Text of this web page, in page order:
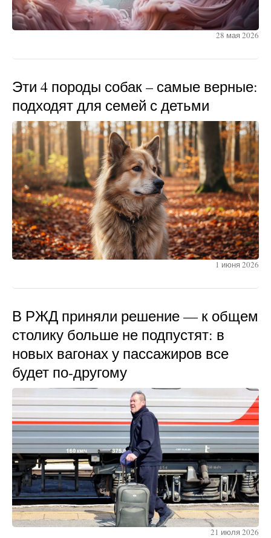
28 мая 2026
Эти 4 породы собак – самые верные:
подходят для семей с детьми
1 июня 2026
В РЖД приняли решение — к общем
столику больше не подпустят: в
новых вагонах у пассажиров все
будет по-другому
21 июля 2026